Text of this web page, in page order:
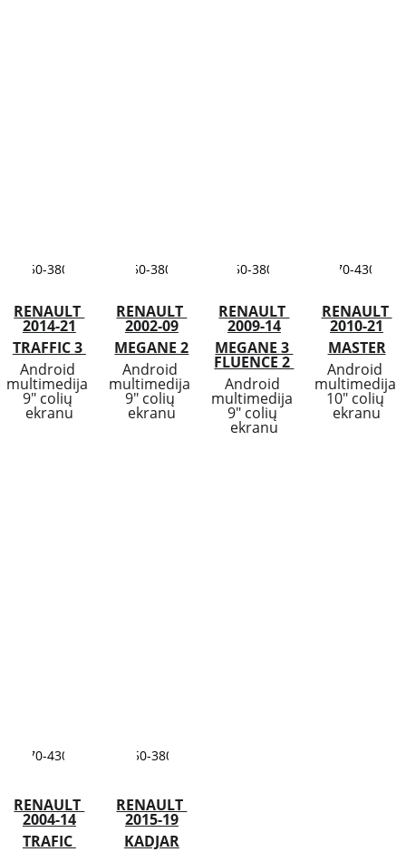
150-380€
RENAULT
2014-21
TRAFFIC 3
Android
multimedija
9" colių
ekranu
150-380€ 150-380€
RENAULT
2002-09
MEGANE 2
Android
multimedija
9" colių
ekranu
RENAULT
2009-14
MEGANE 3
FLUENCE 2
Android
multimedija
9" colių
ekranu
170-430€
RENAULT
2010-21
MASTER
Android
multimedija
10" colių
ekranu
170-430€
RENAULT
2004-14
TRAFIC
150-380€
RENAULT
2015-19
KADJAR